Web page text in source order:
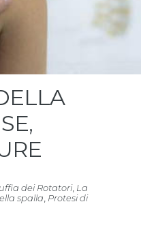
dei Rotatori, La
spalla Protesi di